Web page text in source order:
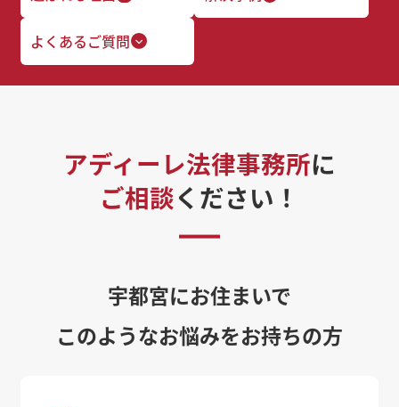
よくあるご質問
アディーレ法律事務所に
ご相談ください！
宇都宮にお住まいで
このようなお悩みをお持ちの方